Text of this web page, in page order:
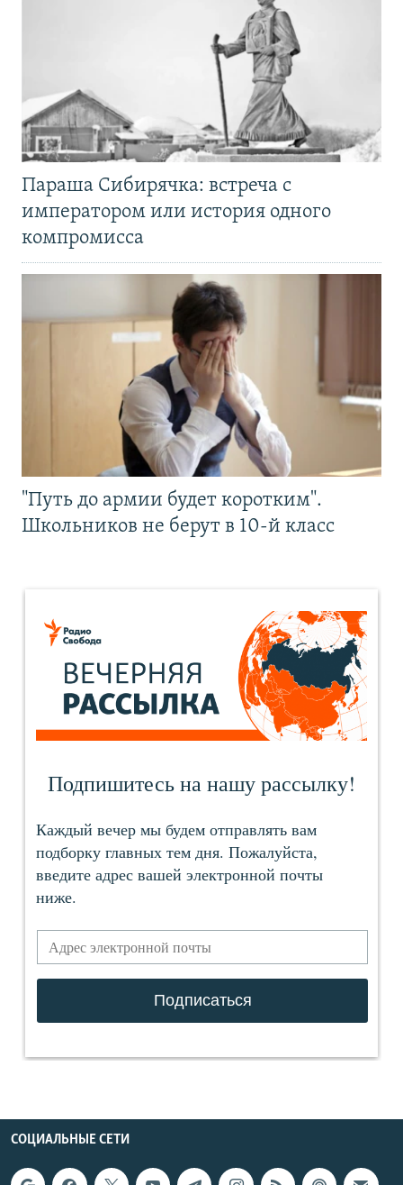
Параша Сибирячка: встреча с
императором или история одного
компромисса
"Путь до армии будет коротким".
Школьников не берут в 10-й класс
СОЦИАЛЬНЫЕ СЕТИ